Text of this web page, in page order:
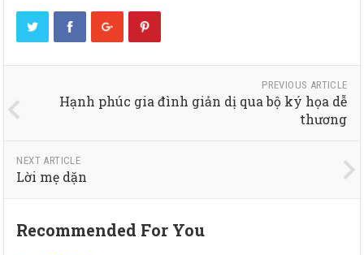
PREVIOUS ARTICLE
Hạnh phúc gia đình giản dị qua bộ ký họa dễ
thương
NEXT ARTICLE
Lời mẹ dặn
Recommended For You